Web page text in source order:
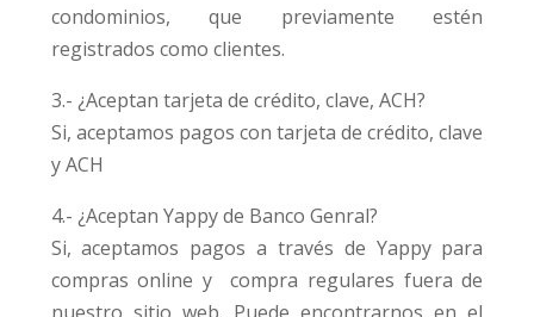
condominios, que previamente estén
registrados como clientes.
3.- ¿Aceptan tarjeta de crédito, clave, ACH?
Si, aceptamos pagos con tarjeta de crédito, clave
y ACH
4.- ¿Aceptan Yappy de Banco Genral?
Si, aceptamos pagos a través de Yappy para
compras online y compra regulares fuera de